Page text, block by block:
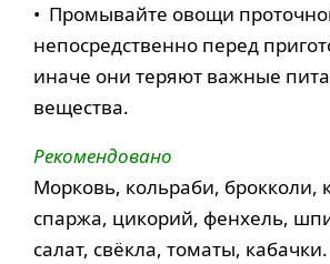
• Промывайте овощи
непосредственно перед
иначе они теряют важные
вещества.
Рекомендовано
Морковь, кольраби, брокколи,
спаржа, цикорий, фенхель,
салат, свёкла, томаты, кабачки.